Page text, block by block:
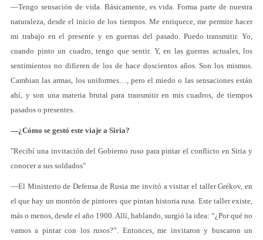
—Tengo sensación de vida. Básicamente, es vida. Forma parte de nuestra
naturaleza, desde el inicio de los tiempos. Me enriquece, me permite hacer
mi trabajo en el presente y en guerras del pasado. Puedo transmitir. Yo,
cuando pinto un cuadro, tengo que sentir. Y, en las guerras actuales, los
sentimientos no difieren de los de hace doscientos años. Son los mismos.
Cambian las armas, los uniformes…, pero el miedo o las sensaciones están
ahí, y son una materia brutal para transmitir en mis cuadros, de tiempos
pasados o presentes.
—¿Cómo se gestó este viaje a Siria?
"Recibí una invitación del Gobierno ruso para pintar el conflicto en Siria y
conocer a sus soldados"
—El Ministerio de Defensa de Rusia me invitó a visitar el taller Grékov, en
el que hay un montón de pintores que pintan historia rusa. Este taller existe,
más o menos, desde el año 1900. Allí, hablando, surgió la idea: “¿Por qué no
vamos a pintar con los rusos?”. Entonces, me invitaron y buscaron un